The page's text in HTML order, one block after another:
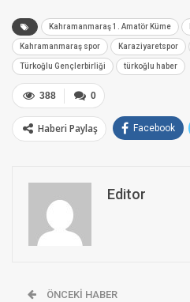
Kahramanmaraş 1. Amatör Küme
Kahramanmaraş spor Karaziyaretspor
Türkoğlu Gençlerbirliği türkoğlu haber
0
388
Haberi Paylaş Facebook
Editor
ÖNCEKI HABER